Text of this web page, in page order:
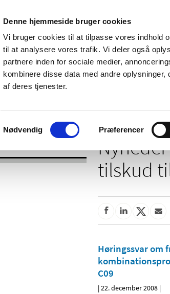
Denne hjemmeside bruger cookies
Vi bruger cookies til at tilpasse vores indhold
til at analysere vores trafik. Vi deler også
partnere inden for sociale medier,
kombinere disse data med andre
af deres tjenester.
Samtykkevalg
Nødvendig Præferencer
og
Bivirkninger og
produktinformation
tilskud
Høringssvar om
C09
|22. december 2008 |